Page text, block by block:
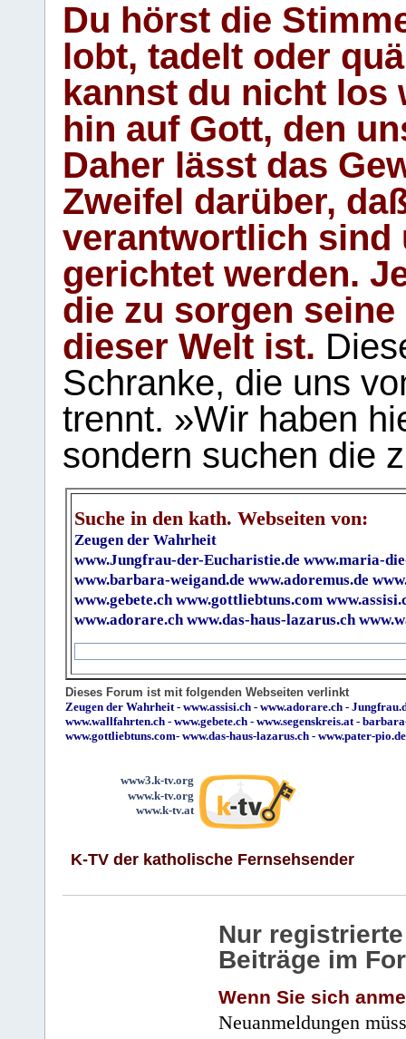
Du hörst die
lobt, tadelt oder
kannst du nicht los
hin auf Gott, den
Daher lässt das
Zweifel darüber,
verantwortlich sind
gerichtet werden.
die zu sorgen
dieser Welt ist.
Schranke, die uns
trennt. »Wir haben
sondern suchen die
Suche in den kath. Webseiten von:
Zeugen der Wahrheit
www.Jungfrau-der-Eucharistie.de www.maria-
www.barbara-weigand.de www.adoremus.de
www.gebete.ch www.gottliebtuns.com
www.adorare.ch www.das-haus-lazarus.ch
Dieses Forum ist mit folgenden Webseiten verlinkt
Zeugen der Wahrheit- www.assisi.ch - www.adorare.ch -
www.wallfahrten.ch - www.gebete.ch - www.segenskreis.at-
www.gottliebtuns.com- www.das-haus-lazarus.ch - www.pater-pio.de
www3.k-tv.org
www.k-tv.org
www.k-tv.at
K-TV der katholische Fernsehsender
Nur
Beiträge im
Wenn Sie sich
Neuanmeldungen